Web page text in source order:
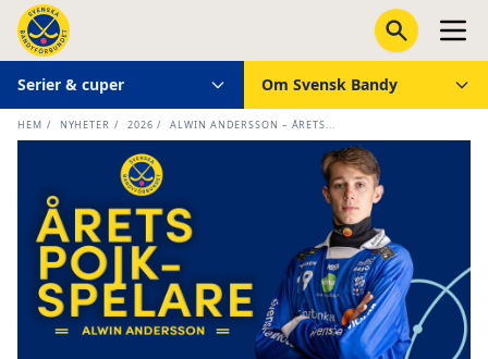
Serier & cuper Om Svensk Bandy
HEM / NYHETER / 2026 / ALWIN ANDERSSON – ÅRETS...